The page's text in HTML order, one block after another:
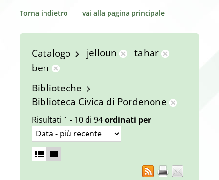
Torna indietro vai alla pagina principale
Catalogo
jelloun
corrente
tahar
corrente
ben
Rimuovi
dalla
ricerca
corrente
Biblioteche
Biblioteca Civica di Pordenone
Risultati 1 - 10 di 94ordinati per
RSS